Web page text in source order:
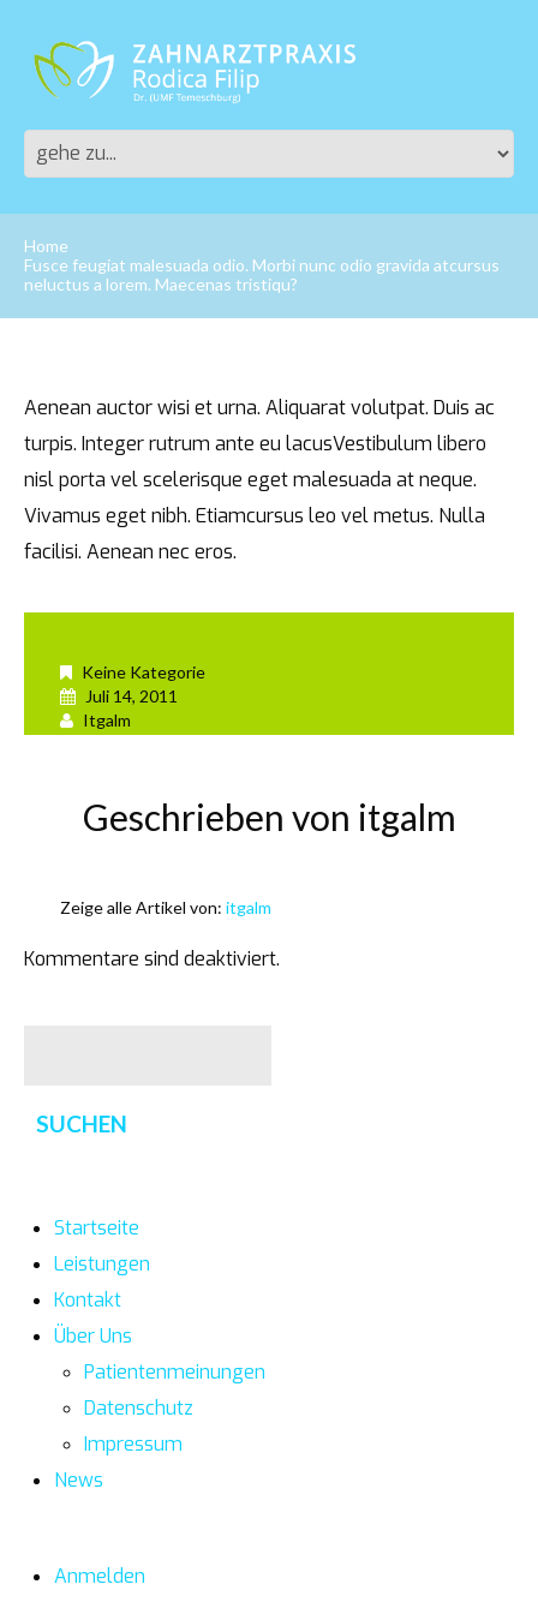
Home
Fusce feugiat malesuada odio. Morbi nunc odio gravida atcursus
neluctus a lorem. Maecenas tristiqu?
Aenean auctor wisi et urna. Aliquarat volutpat. Duis ac
turpis. Integer rutrum ante eu lacusVestibulum libero
nisl porta vel scelerisque eget malesuada at neque.
Vivamus eget nibh. Etiamcursus leo vel metus. Nulla
facilisi. Aenean nec eros.
Keine Kategorie
Juli 14, 2011
Itgalm
Geschrieben von itgalm
Zeige alle Artikel von: itgalm
Kommentare sind deaktiviert.
Startseite
Leistungen
Kontakt
Über Uns
Patientenmeinungen
Datenschutz
Impressum
News
Anmelden